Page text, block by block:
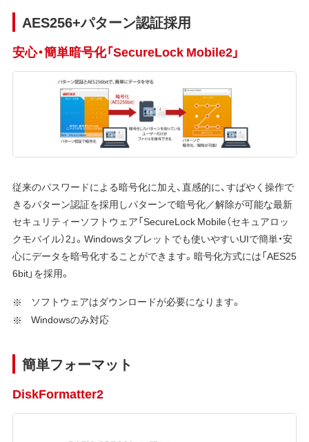
AES256+パターン認証採用
安心・簡単暗号化「SecureLock Mobile2」
従来のパスワードによる暗号化に加え、直感的に、すばやく操作で
きるパターン認証を採用しパターンで暗号化／解除が可能な最新
セキュリティーソフトウェア「SecureLock Mobile（セキュアロッ
クモバイル）2」。Windowsタブレットでも使いやすいUIで簡単・安
心にデータを暗号化することができます。暗号化方式には「AES25
6bit」を採用。
ソフトウェアはダウンロードが必要になります。
Windowsのみ対応
簡単フォーマット
DiskFormatter2